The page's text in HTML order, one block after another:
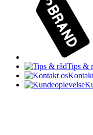
Tips &